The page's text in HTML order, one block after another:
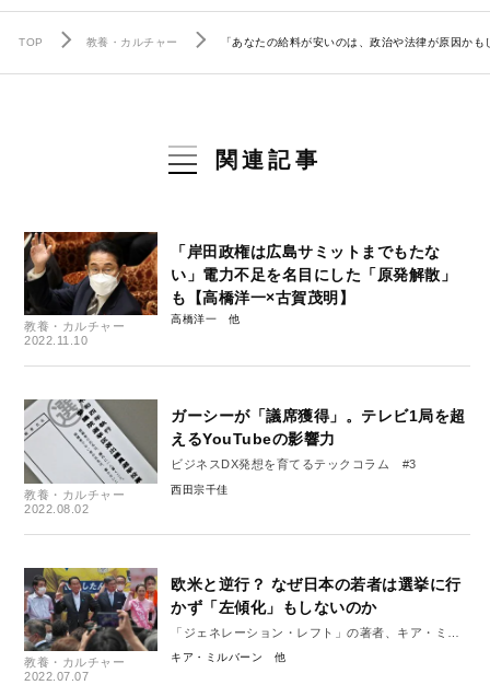
TOP 教養・カルチャー 「あなたの給料が安いのは、政治や法律が原因か
関連記事
教養・カルチャー
2022.11.10
「岸田政権は広島サミットまでもたな
い」電力不足を名目にした「原発解散」
も【高橋洋一×古賀茂明】
高橋洋一
教養・カルチャー
2022.08.02
ガーシーが「議席獲得」。テレビ1局を超
えるYouTubeの影響力
ビジネスDX発想を育てるテックコラム #3
西田宗千佳
教養・カルチャー
2022.07.07
欧米と逆行？ なぜ日本の若者は選挙に行
かず「左傾化」もしないのか
「ジェネレーション・レフト」の著者、キア・ミル
バーン独占インタビュー
キア・ミルバーン